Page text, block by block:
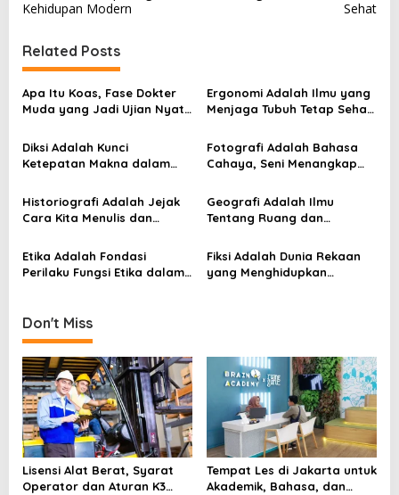
t
n
a
v
i
g
a
t
i
o
n
Kehidupan Modern
Sehat
Related Posts
Apa Itu Koas, Fase Dokter
Muda yang Jadi Ujian Nyata
Ergonomi Adalah Ilmu yang
Menjaga Tubuh Tetap Sehat
Diksi Adalah Kunci
Ketepatan Makna dalam
Fotografi Adalah Bahasa
Cahaya, Seni Menangkap
Historiografi Adalah Jejak
Cara Kita Menulis dan
Geografi Adalah Ilmu
Tentang Ruang dan
Konsep Geografi Beserta
Contohnya
Etika Adalah Fondasi
Perilaku Fungsi Etika dalam
Fiksi Adalah Dunia Rekaan
yang Menghidupkan
Don't Miss
Lisensi Alat Berat, Syarat
Operator dan Aturan K3
Tempat Les di Jakarta untuk
Akademik, Bahasa, dan